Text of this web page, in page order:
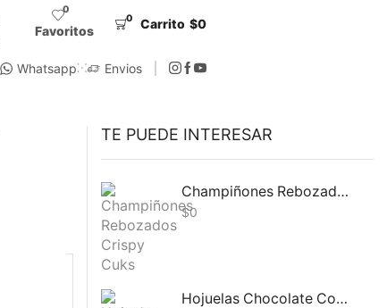
0
Favoritos
0 Carrito $0
Whatsapp Envios
TE PUEDE INTERESAR
Champiñones Rebozados Crispy Cuks 200G
$0
Hojuelas Chocolate Coconut Natural Candy 100G